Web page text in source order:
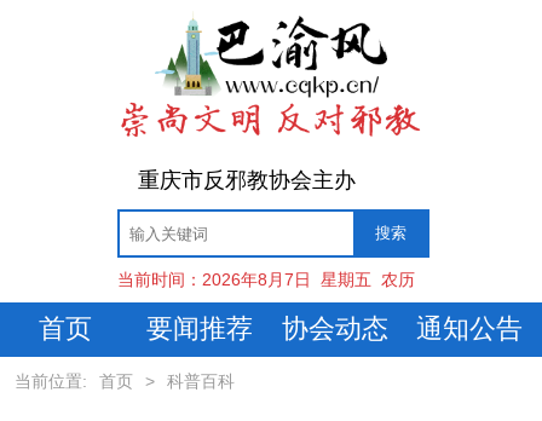
重庆市反邪教协会主办
当前时间： 2026年8月7日 星期五 农历
首页 要闻推荐 协会动态 通知公告
当前位置: 首页 > 科普百科